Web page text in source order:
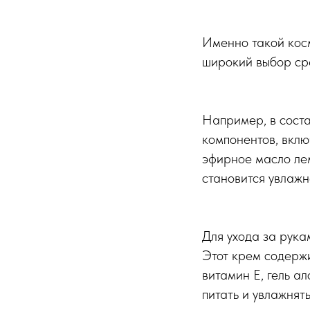
Именно такой
широкий выбор
Например, в
компонентов,
эфирное масло
становится
Для ухода за
Этот крем
витамин Е, гель
питать и